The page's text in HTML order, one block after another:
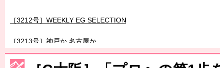
［3212号］WEEKLY EG SELECTION
［3213号］神戸か 名古屋か
［3214号］WEST制覇